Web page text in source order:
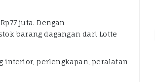
juta. Dengan
barang dagangan dari Lotte
interior, perlengkapan, peralatan